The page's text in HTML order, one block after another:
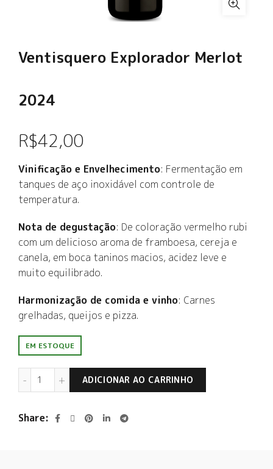
Ventisquero Explorador Merlot
2024
R$42,00
Vinificação e Envelhecimento: Fermentação em
tanques de aço inoxidável com controle de
temperatura.
Nota de degustação: De coloração vermelho rubi
com um delicioso aroma de framboesa, cereja e
canela, em boca taninos macios, acidez leve e
muito equilibrado.
Harmonização de comida e vinho: Carnes
grelhadas, queijos e pizza.
EM ESTOQUE
Ventisquero Explorador Merlot 2024 quantidade
ADICIONAR AO CARRINHO
Share